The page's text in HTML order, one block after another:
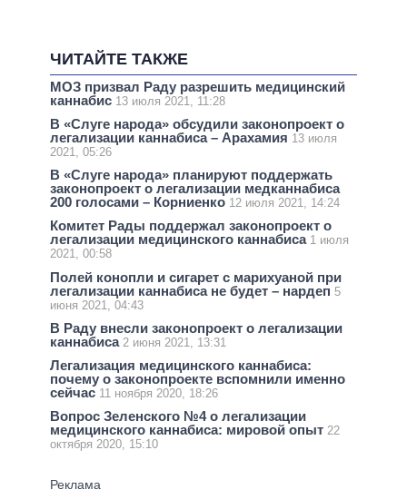
ЧИТАЙТЕ ТАКЖЕ
МОЗ призвал Раду разрешить медицинский
каннабис 13 июля 2021, 11:28
В «Слуге народа» обсудили законопроект о
легализации каннабиса – Арахамия 13 июля
2021, 05:26
В «Слуге народа» планируют поддержать
законопроект о легализации медканнабиса
200 голосами – Корниенко 12 июля 2021, 14:24
Комитет Рады поддержал законопроект о
легализации медицинского каннабиса 1 июля
2021, 00:58
Полей конопли и сигарет с марихуаной при
легализации каннабиса не будет – нардеп 5
июня 2021, 04:43
В Раду внесли законопроект о легализации
каннабиса 2 июня 2021, 13:31
Легализация медицинского каннабиса:
почему о законопроекте вспомнили именно
сейчас 11 ноября 2020, 18:26
Вопрос Зеленского №4 о легализации
медицинского каннабиса: мировой опыт 22
октября 2020, 15:10